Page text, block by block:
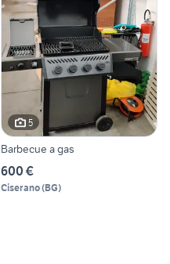
5
Barbecue a gas
600 €
Ciserano(BG)